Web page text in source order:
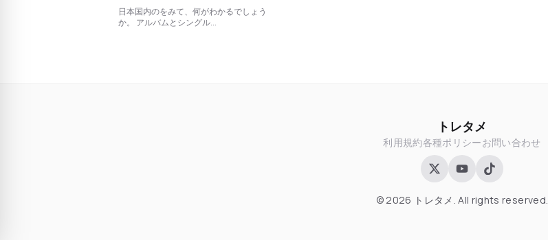
ーティスト？
日本国内のをみて、何がわかるでしょう
か。 アルバムとシングル...
トレタメ
利用規約各種ポリシーお問い合わせ
© 2026 トレタメ. All rights reserved.